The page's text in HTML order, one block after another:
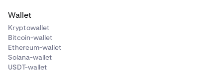
Wallet
Kryptowallet
Bitcoin-wallet
Ethereum-wallet
Solana-wallet
USDT-wallet